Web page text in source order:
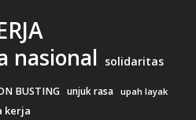
nasional solidaritas
BUSTING unjuk rasa upah layak
kerja